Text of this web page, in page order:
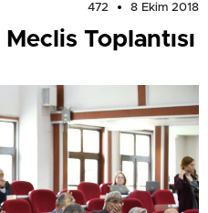
472 8 Ekim 2018
Toplantısı